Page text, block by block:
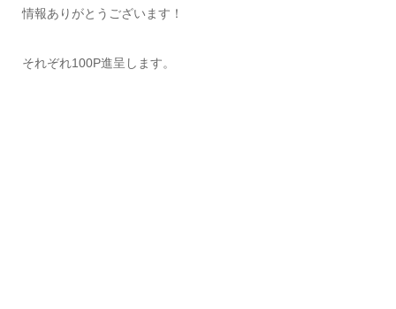
情報ありがとうございます！
それぞれ100P進呈します。